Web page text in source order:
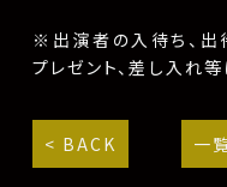
※出演者の入待ち、出
プレゼント、差し入れ等
< BACK 一